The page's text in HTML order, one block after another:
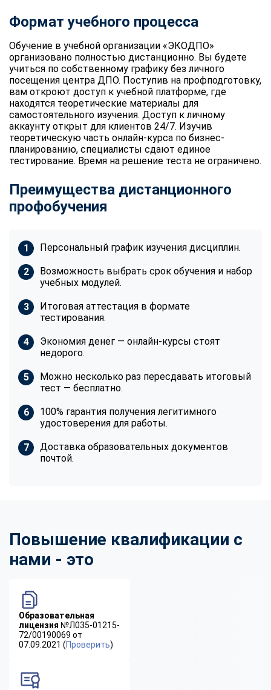
Формат учебного процесса
Обучение в учебной организации «ЭКОДПО»
организовано полностью дистанционно. Вы будете
учиться по собственному графику без личного
посещения центра ДПО. Поступив на профподготовку,
вам откроют доступ к учебной платформе, где
находятся теоретические материалы для
самостоятельного изучения. Доступ к личному
аккаунту открыт для клиентов 24/7. Изучив
теоретическую часть онлайн-курса по бизнес-
планированию, специалисты сдают единое
тестирование. Время на решение теста не ограничено.
Преимущества дистанционного
профобучения
Персональный график изучения дисциплин.
Возможность выбрать срок обучения и набор
учебных модулей.
Итоговая аттестация в формате
тестирования.
Экономия денег — онлайн-курсы стоят
недорого.
Можно несколько раз пересдавать итоговый
тест — бесплатно.
100% гарантия получения легитимного
удостоверения для работы.
Доставка образовательных документов
почтой.
Повышение квалификации с
нами - это
Образовательная
лицензия №Л035-01215-
72/00190069 от
07.09.2021 (Проверить)